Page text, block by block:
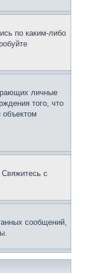
по каким-либо
личные
того, что
с
сообщений,